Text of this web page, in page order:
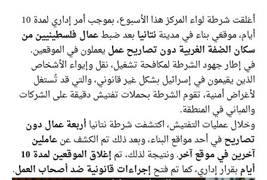
أغلقت شرطة لواء المركز هذا الأسبوع، بموجب أمر إداري لمدة 10
موقعَي بناء في مدينةنتانيابعد ضبطعمال فلسطينيين من
الضفة الغربية دون تصاريح عمليعملون في الموقعين.
جهود الشرطة لمكافحة تشغيل، نقل وإيواء الأشخاص
يقيمون في إسرائيل بشكل غير قانوني، والتي قد تُستغل
أمنية، تقوم الشرطة بحملات تفتيش دقيقة على الشركات
في المنطقة.
عمليات التفتيش، اكتشفت شرطة نتانياأربعة عمال دون
في أحد مواقع البناء، وبعد ذلك تم الكشف عنعاملين
في موقع آخر. ونتيجة لذلك، تم
إغلاق الموقعين لمدة 10
بقرار إداري، كما تم فتحإجراءات قانونية ضد أصحاب العمل